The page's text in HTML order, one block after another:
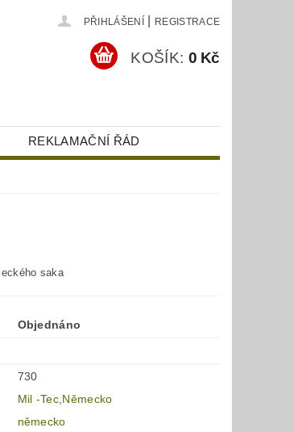
PŘIHLÁŠENÍ REGISTRACE
KOŠÍK: 0 Kč
REKLAMAČNÍ ŘÁD
saka
Objednáno
730
Mil -Tec,Německo
německo